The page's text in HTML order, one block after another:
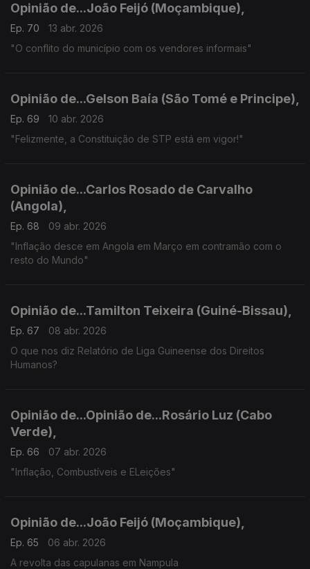
Opinião de...João Feijó (Moçambique),
Ep. 70
13 abr. 2026
"O conflito do município com os vendores informais"
Opinião de...Gelson Baía (São Tomé e Principe),
Ep. 69
10 abr. 2026
"Felizmente, a Constituição de STP está em vigor!"
Opinião de...Carlos Rosado de Carvalho
(Angola),
Ep. 68
09 abr. 2026
"Inflação desce em Angola em Março em contramão com o
resto do Mundo"
Opinião de...Tamilton Teixeira (Guiné-Bissau),
Ep. 67
08 abr. 2026
O que nos diz Relatório de Liga Guineense dos Direitos
Humanos?
Opinião de...Opinião de...Rosário Luz (Cabo
Verde),
Ep. 66
07 abr. 2026
"Inflação, Combustíveis e ELeições"
Opinião de...João Feijó (Moçambique),
Ep. 65
06 abr. 2026
A revolta das capulanas em Nampula